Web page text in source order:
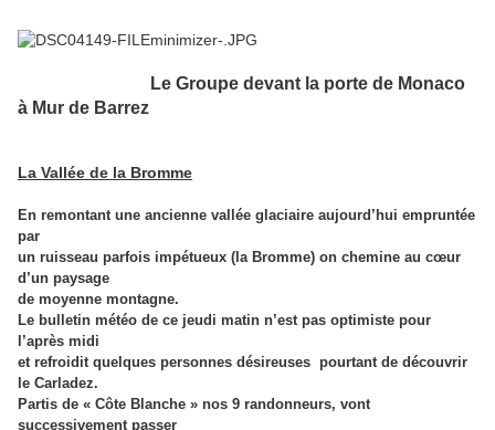
Le Groupe devant la porte de Monaco
à Mur de Barrez
La Vallée de la Bromme
En remontant une ancienne vallée glaciaire aujourd’hui empruntée
par
un ruisseau parfois impétueux (la Bromme) on chemine au cœur
d’un paysage
de moyenne montagne.
Le bulletin météo de ce jeudi matin n’est pas optimiste pour
l’après midi
et refroidit quelques personnes désireuses pourtant de découvrir
le Carladez.
Partis de « Côte Blanche » nos 9 randonneurs, vont
successivement passer